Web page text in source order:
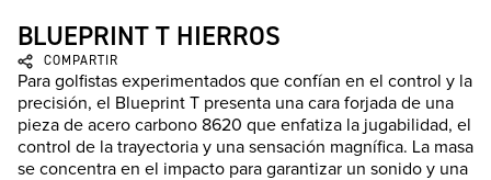
BLUEPRINT T HIERROS
COMPARTIR
Para golfistas experimentados que confían en el control y la
precisión, el Blueprint T presenta una cara forjada de una
pieza de acero carbono 8620 que enfatiza la jugabilidad, el
control de la trayectoria y una sensación magnífica. La masa
se concentra en el impacto para garantizar un sonido y una